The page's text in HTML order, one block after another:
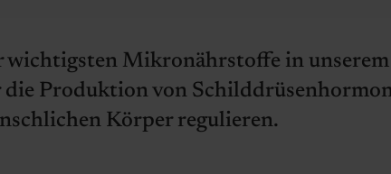
wichtigsten Mikronährstoffe in
Produktion von
Körper regulieren.